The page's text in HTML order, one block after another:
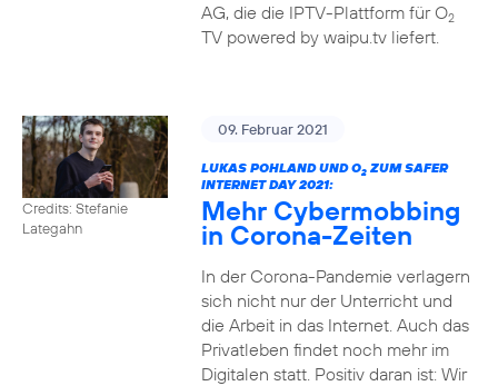
AG, die die IPTV-Plattform für O2
TV powered by waipu.tv liefert.
Credits: Stefanie
Lategahn
09. Februar 2021
LUKAS POHLAND UND O2ZUM SAFER
INTERNET DAY 2021:
Mehr Cybermobbing
in Corona-Zeiten
In der Corona-Pandemie verlagern
sich nicht nur der Unterricht und
die Arbeit in das Internet. Auch das
Privatleben findet noch mehr im
Digitalen statt. Positiv daran ist: Wir